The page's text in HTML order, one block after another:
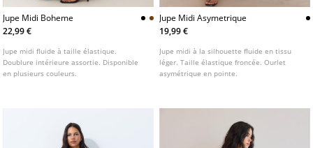
Jupe Midi Boheme
22,99 €
Jupe midi fluide à taille élastique.
Doublure intérieure assortie. Disponible
en plusieurs couleurs.
Jupe Midi Asymetrique
19,99 €
Jupe midi à la silhouette fluide en tissu
léger. Taille élastique froncée. Ourlet
asymétrique en pointe.